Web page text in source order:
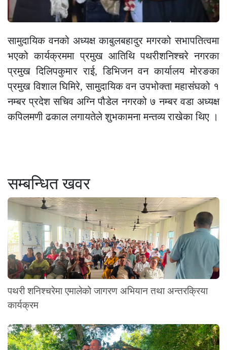
सामुदायिक वनको अध्यक्ष काबुलबहादुर मगरको सभापतित्वमा
भएको कार्यक्रममा प्रमुख आतिथि पथरीशनिश्चरे नगरका
प्रमुख दिलिपकुमार राई, डिभिजन वन कार्यालय मोरङका
प्रमुख विशाल घिमिरे, सामुदायिक वन उपभोक्ता महासंघको १
नम्बर प्रदेश सचिव अग्नि पौडेल नगरको ७ नम्बर वडा अध्यक्ष
कपिलमणी ढकाल लगायतेले शुभकामना मन्तव्य राखेका थिए ।
सम्बन्धित खवर
पथरी शनिश्चरेमा एमालेको जागरण अभियान तथा अन्तरक्रिया
कार्यक्रम